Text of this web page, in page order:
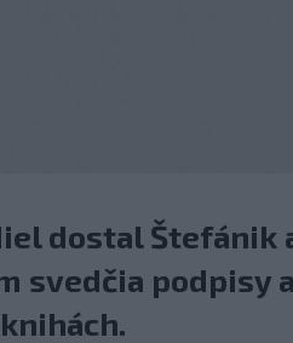
dostal Štefánik
svedčia podpisy